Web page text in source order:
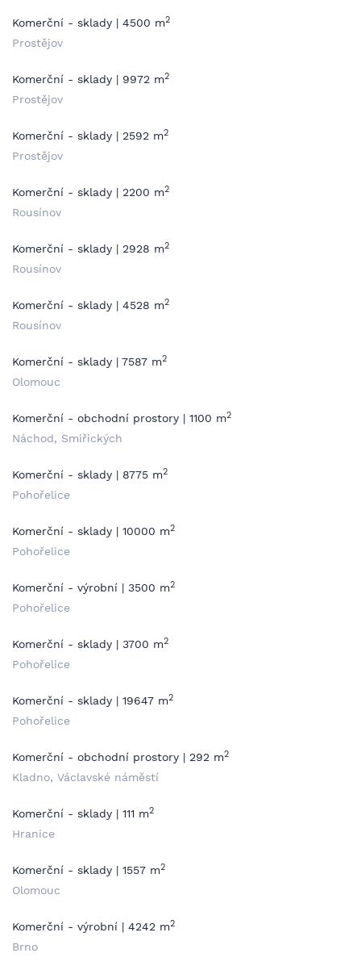
Komerční - sklady | 4500 m2
Prostějov
Komerční - sklady | 9972 m2
Prostějov
Komerční - sklady | 2592 m2
Prostějov
Komerční - sklady | 2200 m2
Rousínov
Komerční - sklady | 2928 m2
Rousínov
Komerční - sklady | 4528 m2
Rousínov
Komerční - sklady | 7587 m2
Olomouc
Komerční - obchodní prostory | 1100 m2
Náchod, Smiřických
Komerční - sklady | 8775 m2
Pohořelice
Komerční - sklady | 10000 m2
Pohořelice
Komerční - výrobní | 3500 m2
Pohořelice
Komerční - sklady | 3700 m2
Pohořelice
Komerční - sklady | 19647 m2
Pohořelice
Komerční - obchodní prostory | 292 m2
Kladno, Václavské náměstí
Komerční - sklady | 111 m2
Hranice
Komerční - sklady | 1557 m2
Olomouc
Komerční - výrobní | 4242 m2
Brno